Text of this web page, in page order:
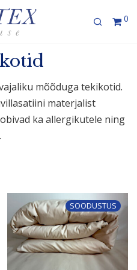
0
mõõduga tekikotid.
mater­jalist
ka aller­gi­kutele ning
SOODUSTUS